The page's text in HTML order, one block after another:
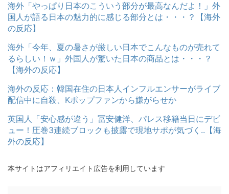
海外「やっぱり日本のこういう部分が最高なんだよ！」外
国人が語る日本の魅力的に感じる部分とは・・・？【海外
の反応】
海外「今年、夏の暑さが厳しい日本でこんなものが売れて
るらしい！ｗ」外国人が驚いた日本の商品とは・・・？
【海外の反応】
海外の反応：韓国在住の日本人インフルエンサーがライブ
配信中に自殺、Kポップファンから嫌がらせか
英国人「安心感が違う」冨安健洋、パレス移籍当日にデビ
ュー！圧巻3連続ブロックも披露で現地サポが気づく..【海
外の反応】
本サイトはアフィリエイト広告を利用しています